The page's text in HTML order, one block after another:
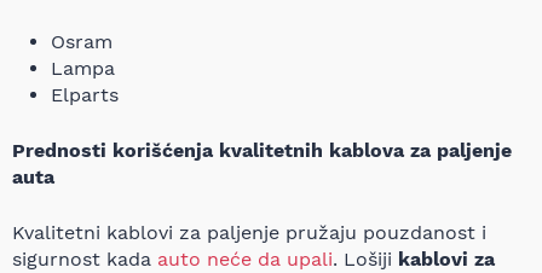
Osram
Lampa
Elparts
Prednosti korišćenja kvalitetnih kablova za paljenje
auta
Kvalitetni kablovi za paljenje pružaju pouzdanost i
sigurnost kada auto neće da upali. Lošiji kablovi za